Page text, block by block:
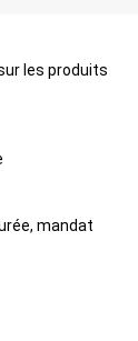
les produits
mandat